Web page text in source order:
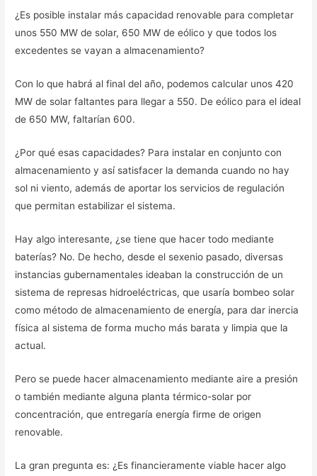
¿Es posible instalar más capacidad renovable para completar
unos 550 MW de solar, 650 MW de eólico y que todos los
excedentes se vayan a almacenamiento?
Con lo que habrá al final del año, podemos calcular unos 420
MW de solar faltantes para llegar a 550. De eólico para el ideal
de 650 MW, faltarían 600.
¿Por qué esas capacidades? Para instalar en conjunto con
almacenamiento y así satisfacer la demanda cuando no hay
sol ni viento, además de aportar los servicios de regulación
que permitan estabilizar el sistema.
Hay algo interesante, ¿se tiene que hacer todo mediante
baterías? No. De hecho, desde el sexenio pasado, diversas
instancias gubernamentales ideaban la construcción de un
sistema de represas hidroeléctricas, que usaría bombeo solar
como método de almacenamiento de energía, para dar inercia
física al sistema de forma mucho más barata y limpia que la
actual.
Pero se puede hacer almacenamiento mediante aire a presión
o también mediante alguna planta térmico-solar por
concentración, que entregaría energía firme de origen
renovable.
La gran pregunta es: ¿Es financieramente viable hacer algo